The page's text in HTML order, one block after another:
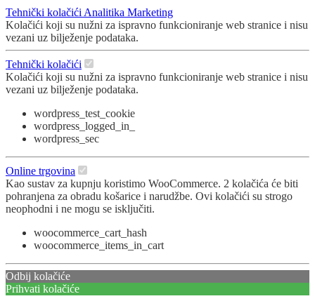
Tehnički kolačići Analitika Marketing
Kolačići koji su nužni za ispravno funkcioniranje web stranice i nisu
vezani uz bilježenje podataka.
Tehnički kolačići
Kolačići koji su nužni za ispravno funkcioniranje web stranice i nisu
vezani uz bilježenje podataka.
wordpress_test_cookie
wordpress_logged_in_
wordpress_sec
Online trgovina
Kao sustav za kupnju koristimo WooCommerce. 2 kolačića će biti
pohranjena za obradu košarice i narudžbe. Ovi kolačići su strogo
neophodni i ne mogu se isključiti.
woocommerce_cart_hash
woocommerce_items_in_cart
Odbij kolačiće
Prihvati kolačiće